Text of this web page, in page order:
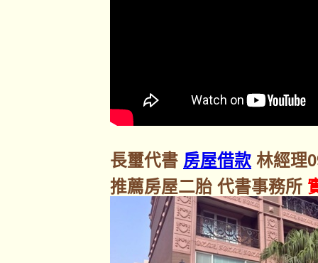
長璽代書 房屋借款 林經理
推薦房屋二胎 代書事務所